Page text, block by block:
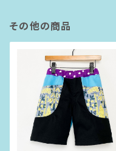
その他の商品